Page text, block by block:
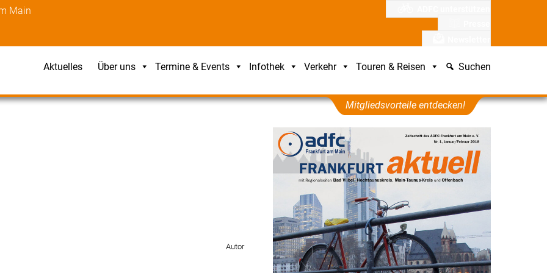
Main
Aktuelles Über uns Termine & Events Infothek Verkehr Touren & Reisen Suchen
Mitgliedsvorteile entdecken!
Autor